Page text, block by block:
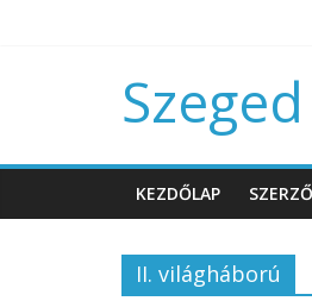
KEZDŐLAP
II. világháború